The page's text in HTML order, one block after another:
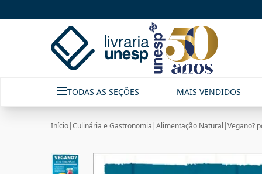
TODAS AS SEÇÕES MAIS VENDIDOS
Início|Culinária e Gastronomia |Alimentação Natural |Vegano?